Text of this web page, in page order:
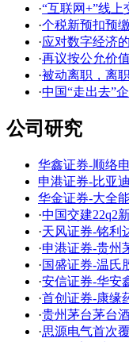
·“互联网+”线
·个税新预扣预
·应对数字经济
·再议按公允价
·被动离职，离
·中国“走出去”
公司研究
华鑫证券-顺络
申港证券-比亚
华金证券-大全
·中国交建22q2
·天风证券-铭利
·申港证券-贵州
·国盛证券-温氏
·安信证券-华安
·首创证券-康缘
·贵州茅台茅台
·思源电气首次